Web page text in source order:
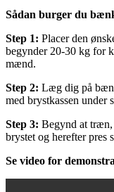
Sådan burger du
Step 1: Placer den
begynder 20-30 kg for
mænd.
Step 2: Læg dig på
med brystkassen under
Step 3: Begynd at træn,
brystet og herefter pres
Se video for